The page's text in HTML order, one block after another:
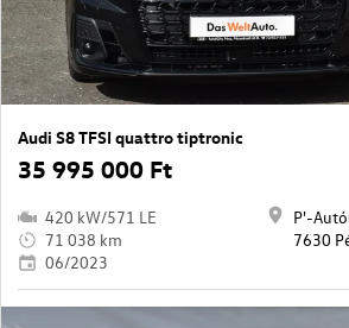
Audi S8 TFSI quattro tiptronic
35 995 000 Ft
420 kW/571 LE
71 038 km
06/2023
P'-
7630